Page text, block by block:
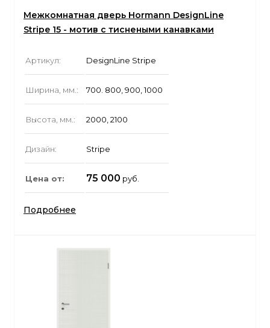
Межкомнатная дверь Hormann DesignLine
Stripe 15 - мотив с тиснеными канавками
Артикул: DesignLine Stripe
Ширина, мм.: 700. 800, 900, 1000
Высота, мм.: 2000, 2100
Дизайн: Stripe
Цена от: 75 000 руб.
Подробнее